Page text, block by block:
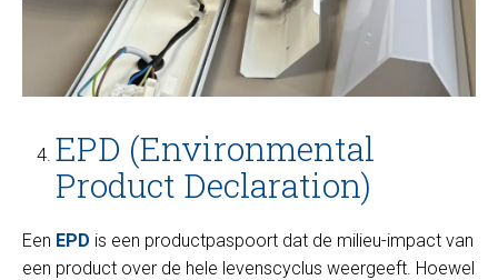
EPD (Environmental
Product Declaration)
Een EPD is een productpaspoort dat de milieu-impact van
een product over de hele levenscyclus weergeeft. Hoewel